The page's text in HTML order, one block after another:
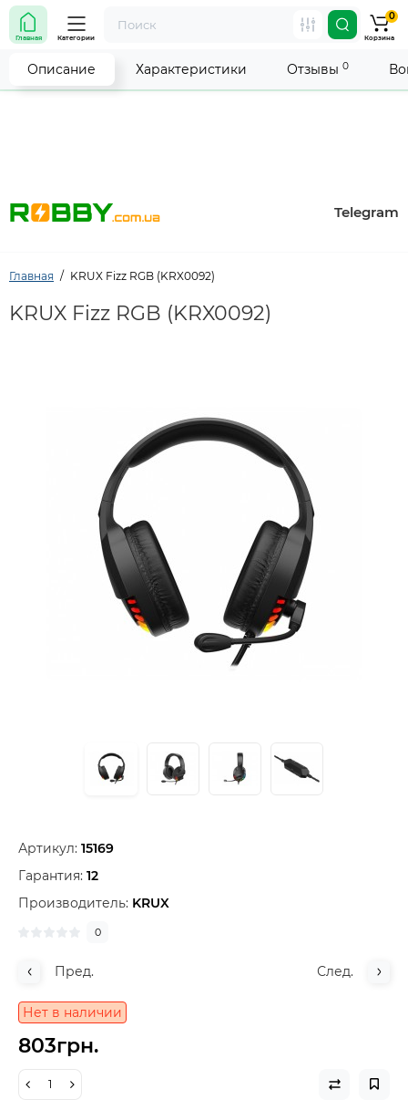
Внимание! Работа магазина временно приостановлена.
Мы делаем всё возможное, чтобы возобновить прием
заказов как можно скорее.
Telegram
Главная Категории
0
Корзина
Главная KRUX Fizz RGB (KRX0092)
KRUX Fizz RGB (KRX0092)
Артикул: 15169
Гарантия: 12
Производитель: KRUX
0
Пред. След.
Нет в наличии
803грн.
Описание Характеристики Отзывы 0